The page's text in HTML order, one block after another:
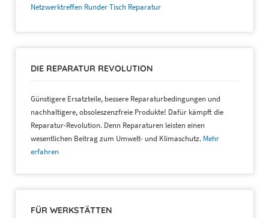
Netzwerktreffen Runder Tisch Reparatur
DIE REPARATUR REVOLUTION
Günstigere Ersatzteile, bessere Reparaturbedingungen und
nachhaltigere, obsoleszenzfreie Produkte! Dafür kämpft die
Reparatur-Revolution. Denn Reparaturen leisten einen
wesentlichen Beitrag zum Umwelt- und Klimaschutz. Mehr
erfahren
FÜR WERKSTÄTTEN